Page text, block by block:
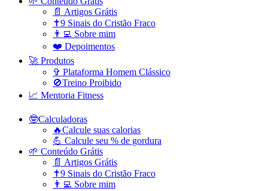
📄 Artigos Grátis
✝️9 Sinais do Cristão Fraco
👨‍💻 Sobre mim
❤️ Depoimentos
🚀 Produtos
✞ Plataforma Homem Clássico
🚫Treino Proibido
📈 Mentoria Fitness
🤓Calculadoras
🔥Calcule suas calorias
💪 Calcule seu % de gordura
🌱 Conteúdo Grátis
📄 Artigos Grátis
✝️9 Sinais do Cristão Fraco
👨‍💻 Sobre mim